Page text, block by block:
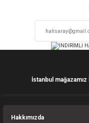
Ürün açıklamasında
Bu ürüne benzer farklı
İstanbul
Hakkımızda